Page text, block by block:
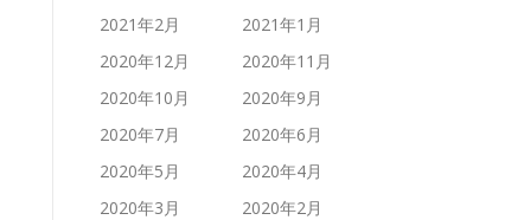
2021年2月
2021年1月
2020年12月
2020年11月
2020年10月
2020年9月
2020年7月
2020年6月
2020年5月
2020年4月
2020年3月
2020年2月